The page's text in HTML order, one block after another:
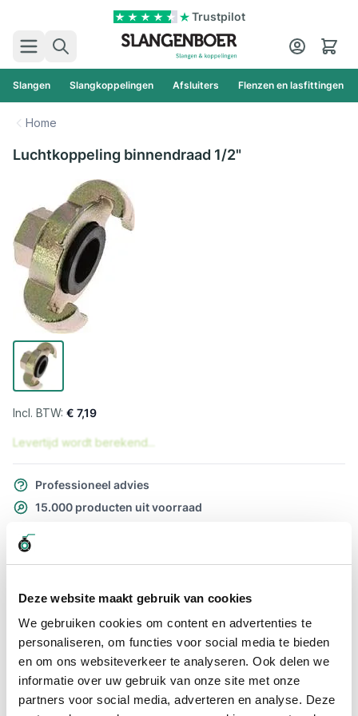
Deze website maakt gebruik van cookies
We gebruiken cookies om content en advertenties te
personaliseren, om functies voor social media te bieden
en om ons websiteverkeer te analyseren. Ook delen we
informatie over uw gebruik van onze site met onze
partners voor social media, adverteren en analyse. Deze
Trustpilot
Zoek
Cart
Slangen Slangkoppelingen Afsluiters Flenzen en lasfittingen
Home
Luchtkoppeling binnendraad 1/2"
€ 7,19
Levertijd wordt berekend...
Professioneel advies
15.000 producten uit voorraad
Snel naar
Meer informatie
Meer informatie
Maatvoering koppeling 1/2"